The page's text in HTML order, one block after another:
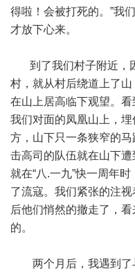
得啦！会被打死的。”我
才放下心来。
到了我们村子附近，
村，就从村后绕道上了
在山上居高临下观望。
我们对面的凤凰山上，
方，山下只一条狭窄的马
击高司的队伍就在山下遭
就在“八.一九”快一周年
了流寇。我们紧张的注
后他们悄然的撤走了，
的。
两个月后，我遇到了